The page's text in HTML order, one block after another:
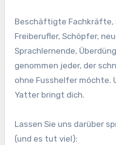
Beschäftigte Fachkräfte,
Freiberufler, Schöpfer,
Sprachlernende,
genommen jeder, der
ohne Fusshelfer möchte.
Yatter bringt dich.
Lassen Sie uns darüber
(und es tut viel):